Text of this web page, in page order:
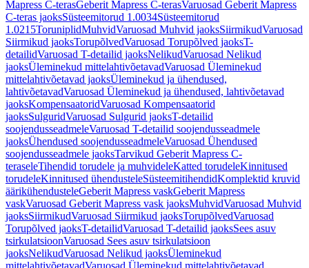
Mapress C-terasGeberit Mapress C-terasVaruosad Geberit Mapress
C-teras jaoksSüsteemitorud 1.0034Süsteemitorud
1.0215ToruniplidMuhvidVaruosad Muhvid jaoksSiirmikudVaruosad
Siirmikud jaoksTorupõlvedVaruosad Torupõlved jaoksT-
detailidVaruosad T-detailid jaoksNelikudVaruosad Nelikud
jaoksÜleminekud mittelahtivõetavadVaruosad Üleminekud
mittelahtivõetavad jaoksÜleminekud ja ühendused,
lahtivõetavadVaruosad Üleminekud ja ühendused, lahtivõetavad
jaoksKompensaatoridVaruosad Kompensaatorid
jaoksSulguridVaruosad Sulgurid jaoksT-detailid
soojendusseadmeleVaruosad T-detailid soojendusseadmele
jaoksÜhendused soojendusseadmeleVaruosad Ühendused
soojendusseadmele jaoksTarvikud Geberit Mapress C-
teraseleTihendid torudele ja muhvideleKatted torudeleKinnitused
torudeleKinnitused ühendusteleSüsteemitihendidKomplektid kruvid
äärikühendusteleGeberit Mapress vaskGeberit Mapress
vaskVaruosad Geberit Mapress vask jaoksMuhvidVaruosad Muhvid
jaoksSiirmikudVaruosad Siirmikud jaoksTorupõlvedVaruosad
Torupõlved jaoksT-detailidVaruosad T-detailid jaoksSees asuv
tsirkulatsioonVaruosad Sees asuv tsirkulatsioon
jaoksNelikudVaruosad Nelikud jaoksÜleminekud
mittelahtivõetavadVaruosad Üleminekud mittelahtivõetavad